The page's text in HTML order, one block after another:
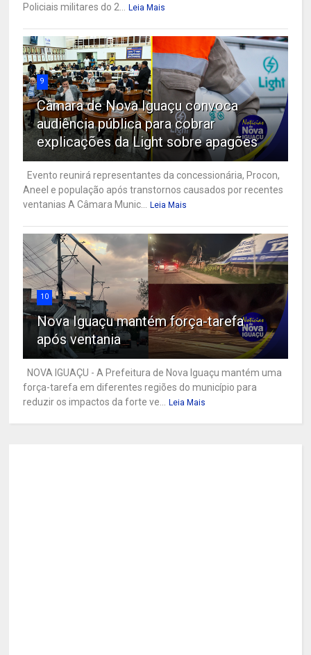
Policiais militares do 2...
Leia Mais
9
Câmara de Nova Iguaçu convoca
audiência pública para cobrar
explicações da Light sobre apagões
Evento reunirá representantes da concessionária, Procon,
Aneel e população após transtornos causados por recentes
ventanias A Câmara Munic...
Leia Mais
10
Nova Iguaçu mantém força-tarefa
após ventania
NOVA IGUAÇU - A Prefeitura de Nova Iguaçu mantém uma
força-tarefa em diferentes regiões do município para
reduzir os impactos da forte ve...
Leia Mais